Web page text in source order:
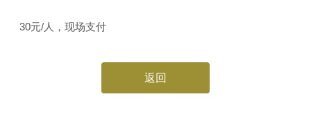
30元/人，现场支付
返回